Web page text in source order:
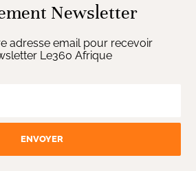
Newsletter
adresse email pour recevoir
Le360 Afrique
ENVOYER